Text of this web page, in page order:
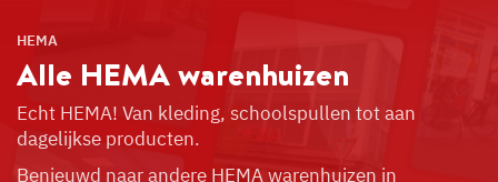
HEMA
Alle HEMAwarenhuizen
Echt HEMA! Van kleding, schoolspullen tot aan
dagelijkse producten.
Benieuwd naar andere HEMA warenhuizen in